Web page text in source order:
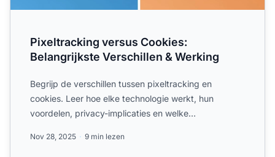
Pixeltracking versus Cookies:
Belangrijkste Verschillen & Werking
Begrijp de verschillen tussen pixeltracking en
cookies. Leer hoe elke technologie werkt, hun
voordelen, privacy-implicaties en welke
Nov 28, 2025 9 min lezen